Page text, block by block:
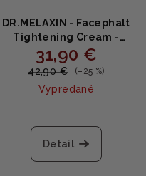
DR.MELAXIN - Facephalt
Tightening Cream -
Spevňujúci krém na pleť s
calaminom,
niacínamidom a bio-
spikulami 50ml
31,90 €
42,90 € (–25 %)
Vypredané
Detail